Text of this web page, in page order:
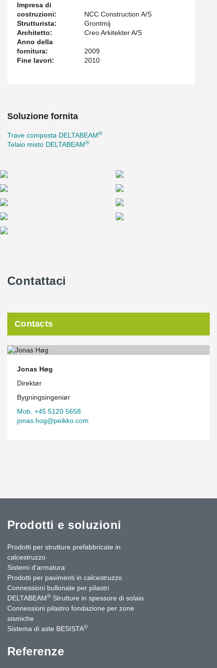
Impresa di
costruzioni:
NCC Construction A/S
Strutturista:
Grontmij
Architetto:
Creo Arkitekter A/S
Anno della
fornitura:
2009
Fine lavori:
2010
Soluzione fornita
Trave composta DELTABEAM®
Telaio misto DELTABEAM®
Contattaci
Contacts
Jonas Høg
Direktør
Bygningsingeniør
Mob. +45 5120 5658
jonas.hog@peikko.com
Prodotti e soluzioni
Prodotti per strutture prefabbricate in
calcestruzzo
Sistemi d'armatura
Prodotti per pavimenti in calcestruzzo
Connessioni bullonate per pilastri
DELTABEAM® Strutture in spessore di solaio
Connessioni pilastro fondazione per zone
sismiche
Sistema di aste BESISTA®
Referenze